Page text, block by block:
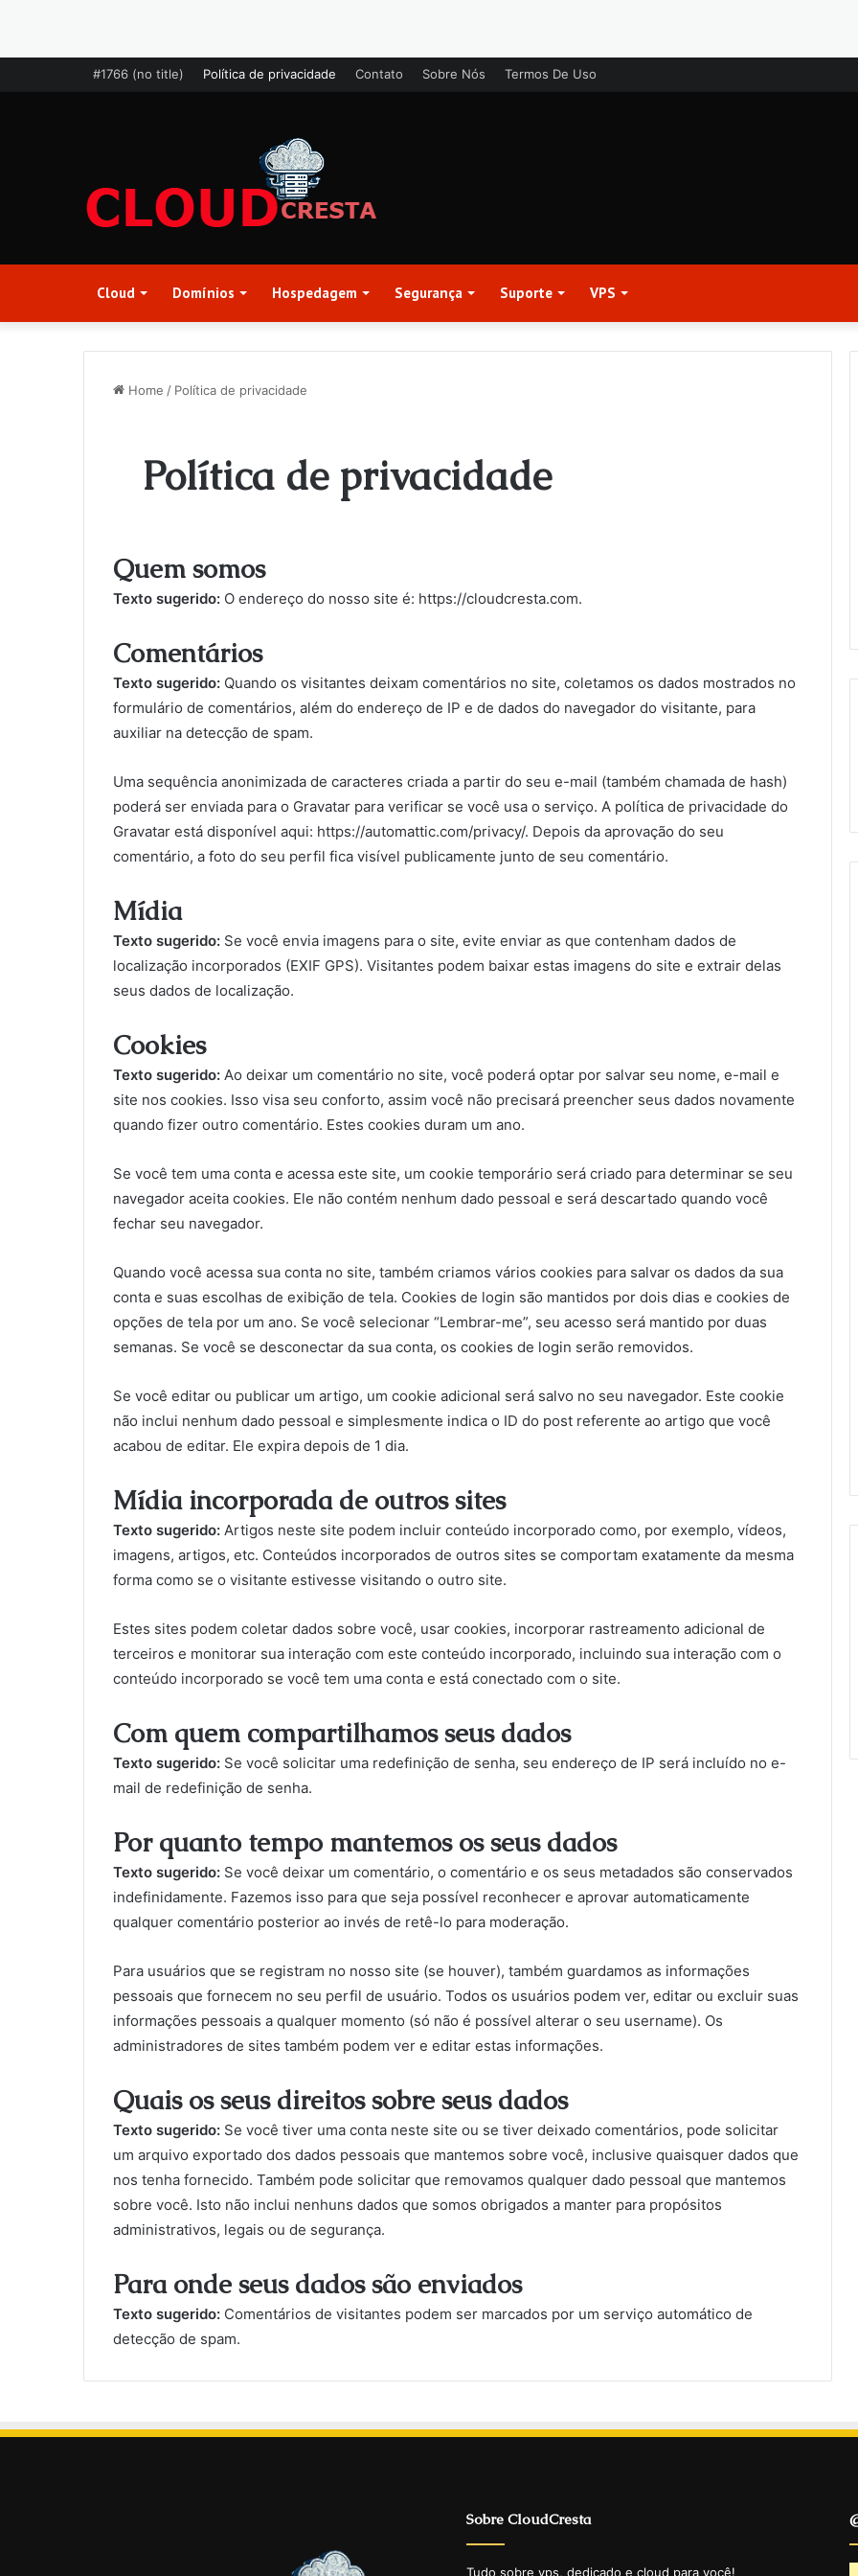
#1766 (no title) Política de privacidade Contato Sobre Nós Termos De Uso
Cloud Domínios Hospedagem Segurança Suporte VPS
Home / Política de privacidade
Política de privacidade
Quem somos
Texto sugerido: O endereço do nosso site é: https://cloudcresta.com.
Comentários
Texto sugerido: Quando os visitantes deixam comentários no site, coletamos os dados mostrados no
formulário de comentários, além do endereço de IP e de dados do navegador do visitante, para
auxiliar na detecção de spam.
Uma sequência anonimizada de caracteres criada a partir do seu e-mail (também chamada de hash)
poderá ser enviada para o Gravatar para verificar se você usa o serviço. A política de privacidade do
Gravatar está disponível aqui: https://automattic.com/privacy/. Depois da aprovação do seu
comentário, a foto do seu perfil fica visível publicamente junto de seu comentário.
Mídia
Texto sugerido: Se você envia imagens para o site, evite enviar as que contenham dados de
localização incorporados (EXIF GPS). Visitantes podem baixar estas imagens do site e extrair delas
seus dados de localização.
Cookies
Texto sugerido: Ao deixar um comentário no site, você poderá optar por salvar seu nome, e-mail e
site nos cookies. Isso visa seu conforto, assim você não precisará preencher seus dados novamente
quando fizer outro comentário. Estes cookies duram um ano.
Se você tem uma conta e acessa este site, um cookie temporário será criado para determinar se seu
navegador aceita cookies. Ele não contém nenhum dado pessoal e será descartado quando você
fechar seu navegador.
Quando você acessa sua conta no site, também criamos vários cookies para salvar os dados da sua
conta e suas escolhas de exibição de tela. Cookies de login são mantidos por dois dias e cookies de
opções de tela por um ano. Se você selecionar “Lembrar-me”, seu acesso será mantido por duas
semanas. Se você se desconectar da sua conta, os cookies de login serão removidos.
Se você editar ou publicar um artigo, um cookie adicional será salvo no seu navegador. Este cookie
não inclui nenhum dado pessoal e simplesmente indica o ID do post referente ao artigo que você
acabou de editar. Ele expira depois de 1 dia.
Mídia incorporada de outros sites
Texto sugerido: Artigos neste site podem incluir conteúdo incorporado como, por exemplo, vídeos,
imagens, artigos, etc. Conteúdos incorporados de outros sites se comportam exatamente da mesma
forma como se o visitante estivesse visitando o outro site.
Estes sites podem coletar dados sobre você, usar cookies, incorporar rastreamento adicional de
terceiros e monitorar sua interação com este conteúdo incorporado, incluindo sua interação com o
conteúdo incorporado se você tem uma conta e está conectado com o site.
Com quem compartilhamos seus dados
Texto sugerido: Se você solicitar uma redefinição de senha, seu endereço de IP será incluído no e-
mail de redefinição de senha.
Por quanto tempo mantemos os seus dados
Texto sugerido: Se você deixar um comentário, o comentário e os seus metadados são conservados
indefinidamente. Fazemos isso para que seja possível reconhecer e aprovar automaticamente
qualquer comentário posterior ao invés de retê-lo para moderação.
Para usuários que se registram no nosso site (se houver), também guardamos as informações
pessoais que fornecem no seu perfil de usuário. Todos os usuários podem ver, editar ou excluir suas
informações pessoais a qualquer momento (só não é possível alterar o seu username). Os
administradores de sites também podem ver e editar estas informações.
Quais os seus direitos sobre seus dados
Texto sugerido: Se você tiver uma conta neste site ou se tiver deixado comentários, pode solicitar
um arquivo exportado dos dados pessoais que mantemos sobre você, inclusive quaisquer dados que
nos tenha fornecido. Também pode solicitar que removamos qualquer dado pessoal que mantemos
sobre você. Isto não inclui nenhuns dados que somos obrigados a manter para propósitos
administrativos, legais ou de segurança.
Para onde seus dados são enviados
Texto sugerido: Comentários de visitantes podem ser marcados por um serviço automático de
detecção de spam.
Sobre CloudCresta
Tudo sobre vps, dedicado e cloud para você!